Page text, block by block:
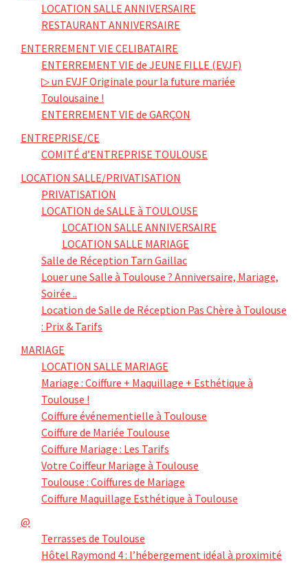
LOCATION SALLE ANNIVERSAIRE
RESTAURANT ANNIVERSAIRE
ENTERREMENT VIE CELIBATAIRE
ENTERREMENT VIE de JEUNE FILLE (EVJF)
▷ un EVJF Originale pour la future mariée
Toulousaine !
ENTERREMENT VIE de GARÇON
ENTREPRISE/CE
COMITÉ d’ENTREPRISE TOULOUSE
LOCATION SALLE/PRIVATISATION
PRIVATISATION
LOCATION de SALLE à TOULOUSE
LOCATION SALLE ANNIVERSAIRE
LOCATION SALLE MARIAGE
Salle de Réception Tarn Gaillac
Louer une Salle à Toulouse ? Anniversaire, Mariage,
Soirée ..
Location de Salle de Réception Pas Chère à Toulouse
: Prix & Tarifs
MARIAGE
LOCATION SALLE MARIAGE
Mariage : Coiffure + Maquillage + Esthétique à
Toulouse !
Coiffure événementielle à Toulouse
Coiffure de Mariée Toulouse
Coiffure Mariage : Les Tarifs
Votre Coiffeur Mariage à Toulouse
Toulouse : Coiffures de Mariage
Coiffure Maquillage Esthétique à Toulouse
@
Terrasses de Toulouse
Hôtel Raymond 4 : l’hébergement idéal à proximité